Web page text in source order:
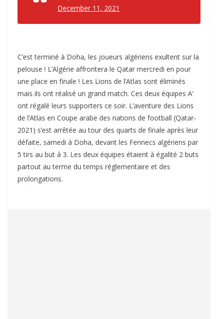
December 11, 2021
C’est terminé à Doha, les joueurs algériens exultent sur la
pelouse ! L’Algérie affrontera le Qatar mercredi en pour
une place en finale ! Les Lions de l’Atlas sont éliminés
mais ils ont réalisé un grand match. Ces deux équipes A’
ont régalé leurs supporters ce soir. L’aventure des Lions
de l’Atlas en Coupe arabe des nations de football (Qatar-
2021) s’est arrêtée au tour des quarts de finale après leur
défaite, samedi à Doha, devant les Fennecs algériens par
5 tirs au but à 3. Les deux équipes étaient à égalité 2 buts
partout au terme du temps réglementaire et des
prolongations.